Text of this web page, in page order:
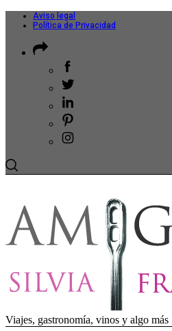
Aviso legal
Política de Privacidad
Viajes, gastronomía, vinos y algo más